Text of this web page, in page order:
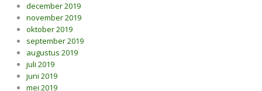
december 2019
november 2019
oktober 2019
september 2019
augustus 2019
juli 2019
juni 2019
mei 2019